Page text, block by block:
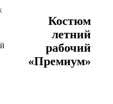
Костюм
летний
рабочий
«Премиум»